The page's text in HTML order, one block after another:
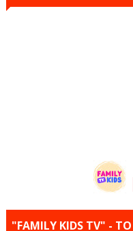
"FAMILY KIDS TV" -